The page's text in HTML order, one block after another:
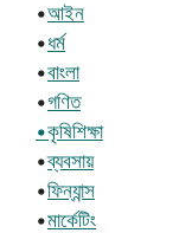
•আইন
•ধর্ম
•বাংলা
•গণিত
•কৃষিশিক্ষা
•ব্যবসায়
•ফিন্যান্স
•মার্কেটিং